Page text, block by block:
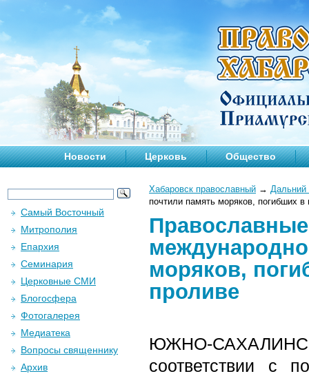
Новости Церковь Общество
Хабаровск православный → Дальний
почтили память моряков, погибших
моряков,
проливе
ЮЖНО-
соответствии с
Самый Восточный
Митрополия
Епархия
Семинария
Церковные СМИ
Блогосфера
Фотогалерея
Медиатека
Вопросы священнику
Архив